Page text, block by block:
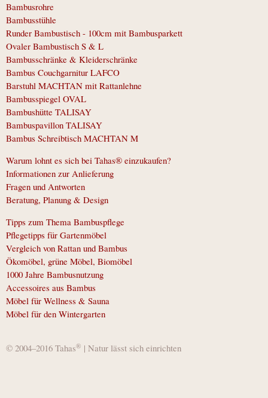
Bambusrohre
Bambusstühle
Runder Bambustisch - 100cm mit Bambusparkett
Ovaler Bambustisch S & L
Bambusschränke & Kleiderschränke
Bambus Couchgarnitur LAFCO
Barstuhl MACHTAN mit Rattanlehne
Bambusspiegel OVAL
Bambushütte TALISAY
Bambuspavillon TALISAY
Bambus Schreibtisch MACHTAN M
Warum lohnt es sich bei Tahas® einzukaufen?
Informationen zur Anlieferung
Fragen und Antworten
Beratung, Planung & Design
Tipps zum Thema Bambuspflege
Pflegetipps für Gartenmöbel
Vergleich von Rattan und Bambus
Ökomöbel, grüne Möbel, Biomöbel
1000 Jahre Bambusnutzung
Accessoires aus Bambus
Möbel für Wellness & Sauna
Möbel für den Wintergarten
© 2004–2016 Tahas® | Natur lässt sich einrichten